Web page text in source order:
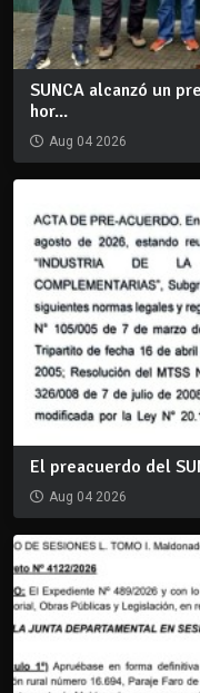
SUNCA alcanzó un
hor...
Aug 04 2026
El preacuerdo del
Aug 04 2026